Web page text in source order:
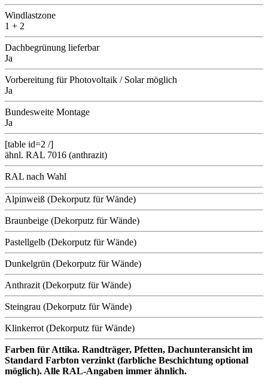
Windlastzone
1 + 2
Dachbegrünung lieferbar
Ja
Vorbereitung für Photovoltaik / Solar möglich
Ja
Bundesweite Montage
Ja
[table id=2 /]
ähnl. RAL 7016 (anthrazit)
RAL nach Wahl
Alpinweiß (Dekorputz für Wände)
Braunbeige (Dekorputz für Wände)
Pastellgelb (Dekorputz für Wände)
Dunkelgrün (Dekorputz für Wände)
Anthrazit (Dekorputz für Wände)
Steingrau (Dekorputz für Wände)
Klinkerrot (Dekorputz für Wände)
Farben für Attika. Randträger, Pfetten, Dachunteransicht im
Standard Farbton verzinkt (farbliche Beschichtung optional
möglich). Alle RAL-Angaben immer ähnlich.